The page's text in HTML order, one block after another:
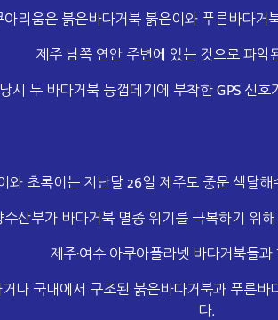
리움은 붉은바다거북 붉은이와 푸른바다거
제주 남쪽 연안 주변에 있는 것으로 파악
시 두 바다거북 등껍데기에 부착한 GPS신호
와 초록이는 지난달 26일 제주도 중문 색달
수산부가 바다거북 멸종 위기를 극복하기 위
제주·여수 아쿠아플라넷 바다거북들
나 국내에서 구조된 붉은바다거북과 푸른
다.